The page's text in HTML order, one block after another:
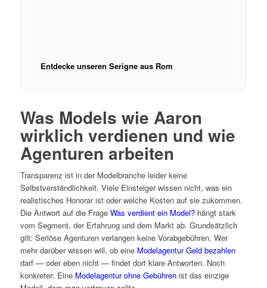
Entdecke unseren Serigne aus Rom
Was Models wie Aaron
wirklich verdienen und wie
Agenturen arbeiten
Transparenz ist in der Modelbranche leider keine
Selbstverständlichkeit. Viele Einsteiger wissen nicht, was ein
realistisches Honorar ist oder welche Kosten auf sie zukommen.
Die Antwort auf die Frage Was verdient ein Model?hängt stark
vom Segment, der Erfahrung und dem Markt ab. Grundsätzlich
gilt: Seriöse Agenturen verlangen keine Vorabgebühren. Wer
mehr darüber wissen will, ob eine Modelagentur Geld bezahlen
darf — oder eben nicht — findet dort klare Antworten. Noch
konkreter: Eine Modelagentur ohne Gebührenist das einzige